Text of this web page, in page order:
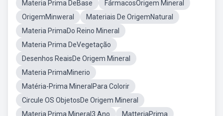
Materia Prima DeBase
FármacosOrigem Mineral
OrigemMinweral
Materiais De OrigemNatural
Materia PrimaDo Reino Mineral
Materia Prima DeVegetação
Desenhos ReaisDe Origem Mineral
Materia PrimaMinerio
Matéria-Prima MineralPara Colorir
Circule OS ObjetosDe Origem Mineral
Materia Prima Mineral3 Ano
MatteriaPrima